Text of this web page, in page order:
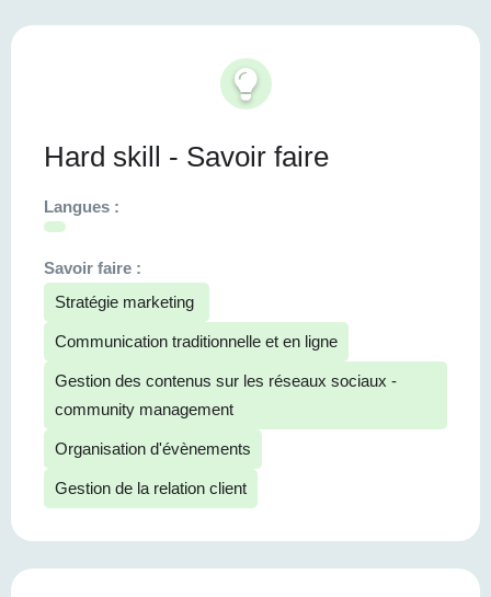
Hard skill - Savoir faire
Langues :
Savoir faire :
Stratégie marketing
Communication traditionnelle et en ligne
Gestion des contenus sur les réseaux sociaux -
community management
Organisation d'évènements
Gestion de la relation client